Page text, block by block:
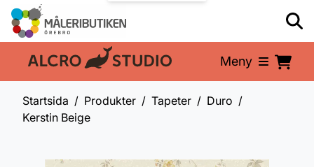
En del av: Meny
Startsida Produkter Tapeter
Duro
Kerstin Beige